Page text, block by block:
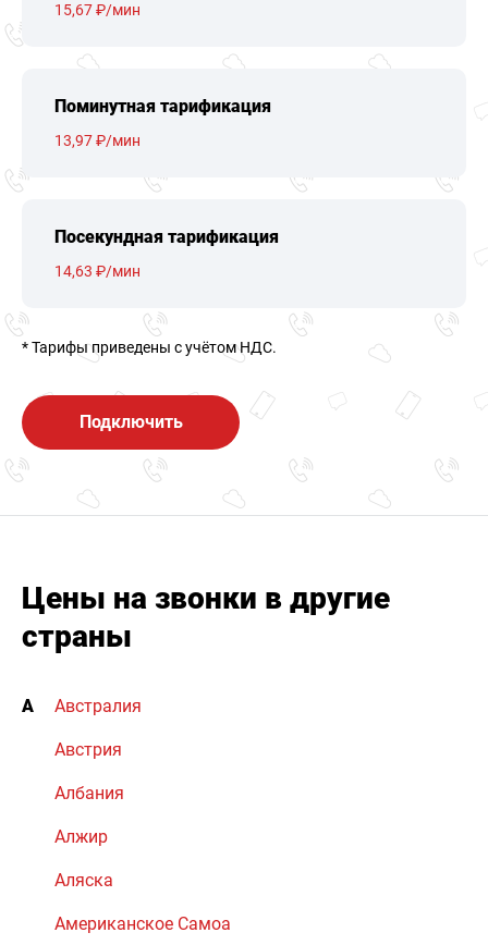
15,67 ₽/мин
Поминутная тарификация
13,97 ₽/мин
Посекундная тарификация
14,63 ₽/мин
* Тарифы приведены c учётом НДС.
Подключить
Цены на звонки в другие
страны
А Австралия
Австрия
Албания
Алжир
Аляска
Американское Самоа